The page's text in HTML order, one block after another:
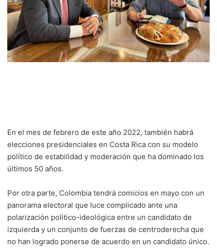
En el mes de febrero de este año 2022, también habrá
elecciones presidenciales en Costa Rica con su modelo
político de estabilidad y moderación que ha dominado los
últimos 50 años.
Por otra parte, Colombia tendrá comicios en mayo con un
panorama electoral que luce complicado ante una
polarización político-ideológica entre un candidato de
izquierda y un conjunto de fuerzas de centroderecha que
no han logrado ponerse de acuerdo en un candidato único.